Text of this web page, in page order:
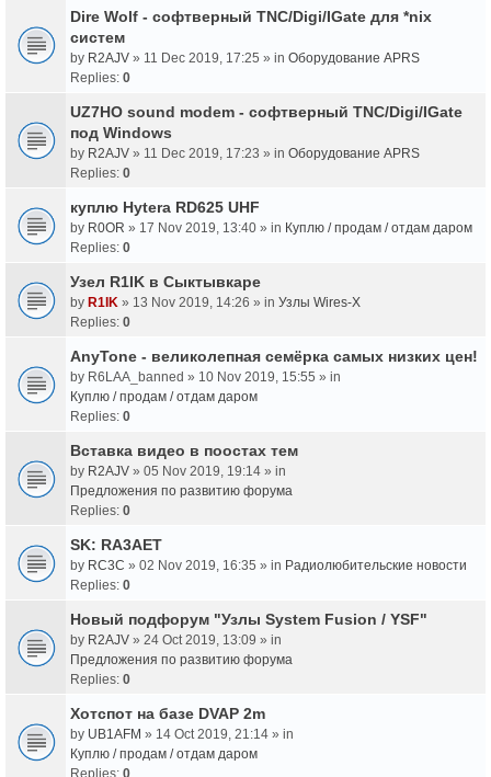
Dire Wolf - cофтверный TNC/Digi/IGate для *nix
систем
by R2AJV » 11 Dec 2019, 17:25 » in Оборудование APRS
Replies: 0
UZ7HO sound modem - cофтверный TNC/Digi/IGate
под Windows
by R2AJV » 11 Dec 2019, 17:23 » in Оборудование APRS
Replies: 0
куплю Hytera RD625 UHF
by R0OR » 17 Nov 2019, 13:40 » in Куплю / продам / отдам даром
Replies: 0
Узел R1IK в Сыктывкаре
by R1IK » 13 Nov 2019, 14:26 » in Узлы Wires-X
Replies: 0
AnyTone - великолепная семёрка самых низких цен!
by R6LAA_banned » 10 Nov 2019, 15:55 » in
Куплю / продам / отдам даром
Replies: 0
Вставка видео в поостах тем
by R2AJV » 05 Nov 2019, 19:14 » in
Предложения по развитию форума
Replies: 0
SK: RA3AET
by RC3C » 02 Nov 2019, 16:35 » in Радиолюбительские новости
Replies: 0
Новый подфорум "Узлы System Fusion / YSF"
by R2AJV » 24 Oct 2019, 13:09 » in
Предложения по развитию форума
Replies: 0
Хотспот на базе DVAP 2m
by UB1AFM » 14 Oct 2019, 21:14 » in
Куплю / продам / отдам даром
Replies: 0